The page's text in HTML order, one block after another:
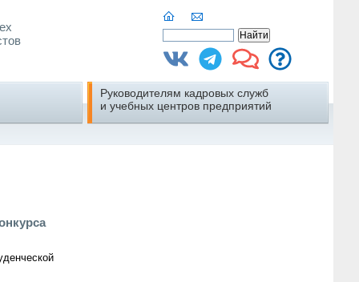
Руководителям кадровых служб
и учебных центров предприятий